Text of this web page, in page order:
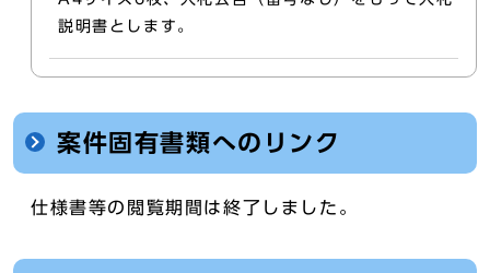
説明書とします。
案件固有書類へのリンク
仕様書等の閲覧期間は終了しました。